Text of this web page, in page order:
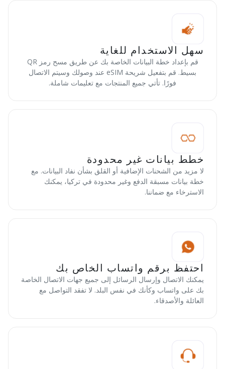
سهل الاستخدام للغاية
قم بإعداد خطة البيانات الخاصة بك عن طريق مسح رمز QR
بسيط. قم بتفعيل شريحة eSIM عند وصولك وسيتم الاتصال
فورًا. تأتي جميع المنتجات مع تعليمات شاملة.
خطط بيانات غير محدودة
لا مزيد من الشحنات الإضافية أو القلق بشأن نفاد البيانات. مع
خطة بيانات مسبقة الدفع وغير محدودة في تركيا، يمكنك
الاسترخاء مع ضماننا.
احتفظ برقم واتساب الخاص بك
يمكنك الاتصال وإرسال الرسائل إلى جميع جهات الاتصال الخاصة
بك على واتساب وكأنك في نفس البلد. لا تفقد التواصل مع
العائلة والأصدقاء.